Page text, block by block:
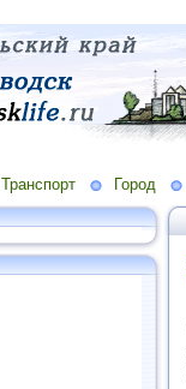
Транспорт Город